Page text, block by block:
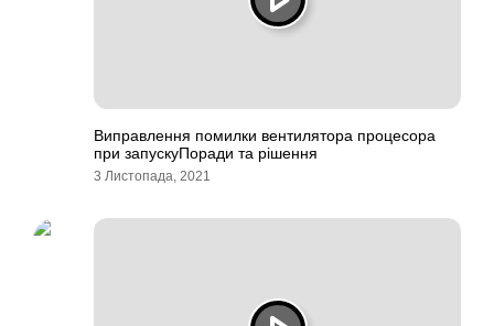
Виправлення помилки вентилятора процесора
при запускуПоради та рішення
3 Листопада, 2021